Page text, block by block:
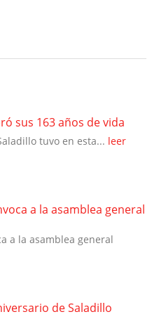
sus 163 años de vida
tuvo en esta... leer
a la asamblea general
a la asamblea general
de Saladillo